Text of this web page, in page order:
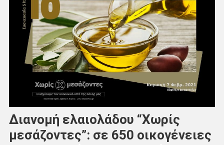
Διανομή ελαιολάδου “Χωρίς
μεσάζοντες”: σε 650 οικογένειες